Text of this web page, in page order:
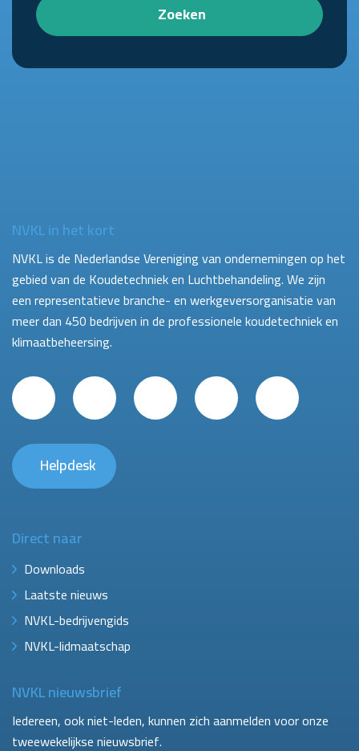
Zoeken
NVKL in het kort
NVKL is de Nederlandse Vereniging van ondernemingen op het
gebied van de Koudetechniek en Luchtbehandeling. We zijn
een representatieve branche- en werkgeversorganisatie van
meer dan 450 bedrijven in de professionele koudetechniek en
klimaatbeheersing.
Helpdesk
Direct naar
Downloads
Laatste nieuws
NVKL-bedrijvengids
NVKL-lidmaatschap
NVKL nieuwsbrief
Iedereen, ook niet-leden, kunnen zich aanmelden voor onze
tweewekelijkse nieuwsbrief.